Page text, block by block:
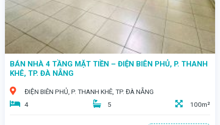
BÁN NHÀ 4 TẦNG MẶT TIỀN – ĐIỆN BIÊN PHỦ, P. THANH
KHÊ, TP. ĐÀ NẴNG
ĐIỆN BIÊN PHỦ, P. THANH KHÊ, TP. ĐÀ NẴNG
4
5 100m²